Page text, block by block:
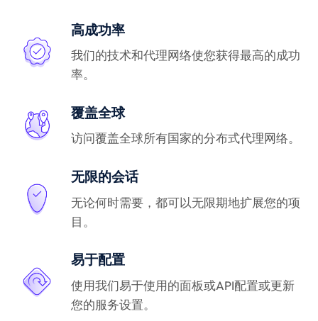
高成功率
我们的技术和代理网络使您获得最高的成功
率。
覆盖全球
访问覆盖全球所有国家的分布式代理网络。
无限的会话
无论何时需要，都可以无限期地扩展您的项
目。
易于配置
使用我们易于使用的面板或API配置或更新
您的服务设置。